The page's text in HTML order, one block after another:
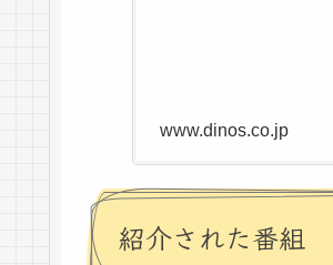
www.dinos.co.jp
紹介された番組